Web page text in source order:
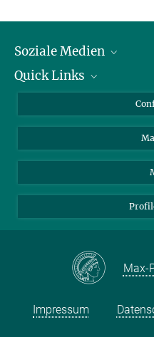
Soziale Medien
LinkedIn
YouTube
Quick Links
Für Journalisten und
Über Tiere in der Forschung
Ihr Weg zu uns
Max-
Impressum